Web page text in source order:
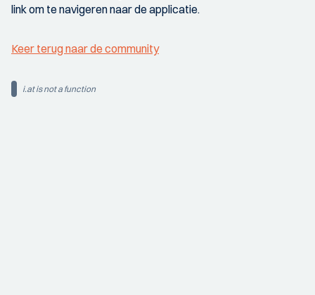
link om te navigeren naar de applicatie.
Keer terug naar de community
i.at is not a function